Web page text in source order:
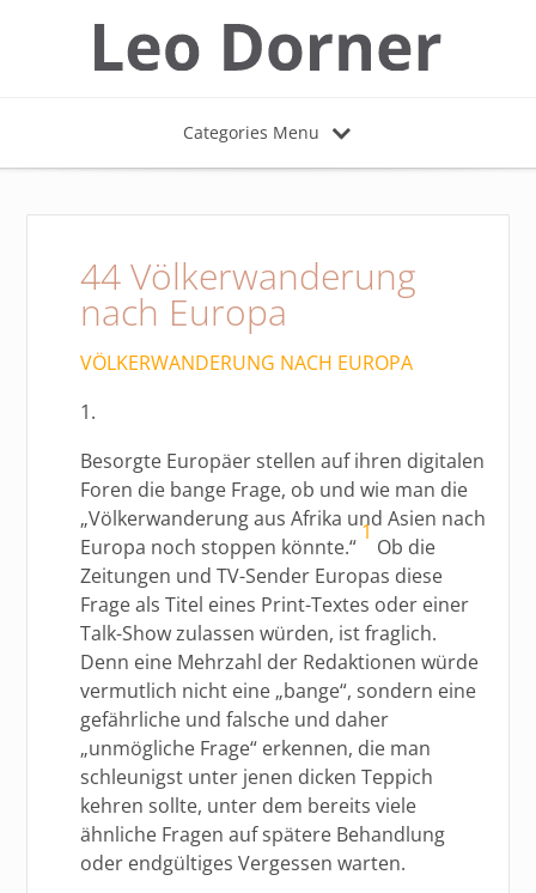
Categories Menu
44 Völkerwanderung
nach Europa
VÖLKERWANDERUNG NACH EUROPA
1.
Besorgte Europäer stellen auf ihren digitalen
Foren die bange Frage, ob und wie man die
„Völkerwanderung aus Afrika und Asien nach
Europa noch stoppen könnte.“
1
Ob die
Zeitungen und TV-Sender Europas diese
Frage als Titel eines Print-Textes oder einer
Talk-Show zulassen würden, ist fraglich.
Denn eine Mehrzahl der Redaktionen würde
vermutlich nicht eine „bange“, sondern eine
gefährliche und falsche und daher
„unmögliche Frage“ erkennen, die man
schleunigst unter jenen dicken Teppich
kehren sollte, unter dem bereits viele
ähnliche Fragen auf spätere Behandlung
oder endgültiges Vergessen warten.